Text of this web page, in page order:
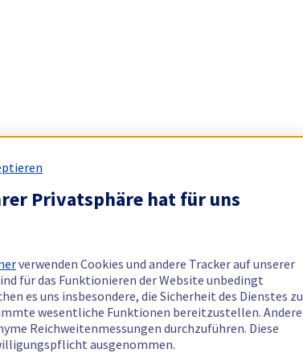
Privatsphäre hat für uns
verwenden Cookies und andere Tracker auf unserer
für das Funktionieren der Website unbedingt
es uns insbesondere, die Sicherheit des Dienstes zu
wesentliche Funktionen bereitzustellen. Andere
Reichweitenmessungen durchzuführen. Diese
ausgenommen.